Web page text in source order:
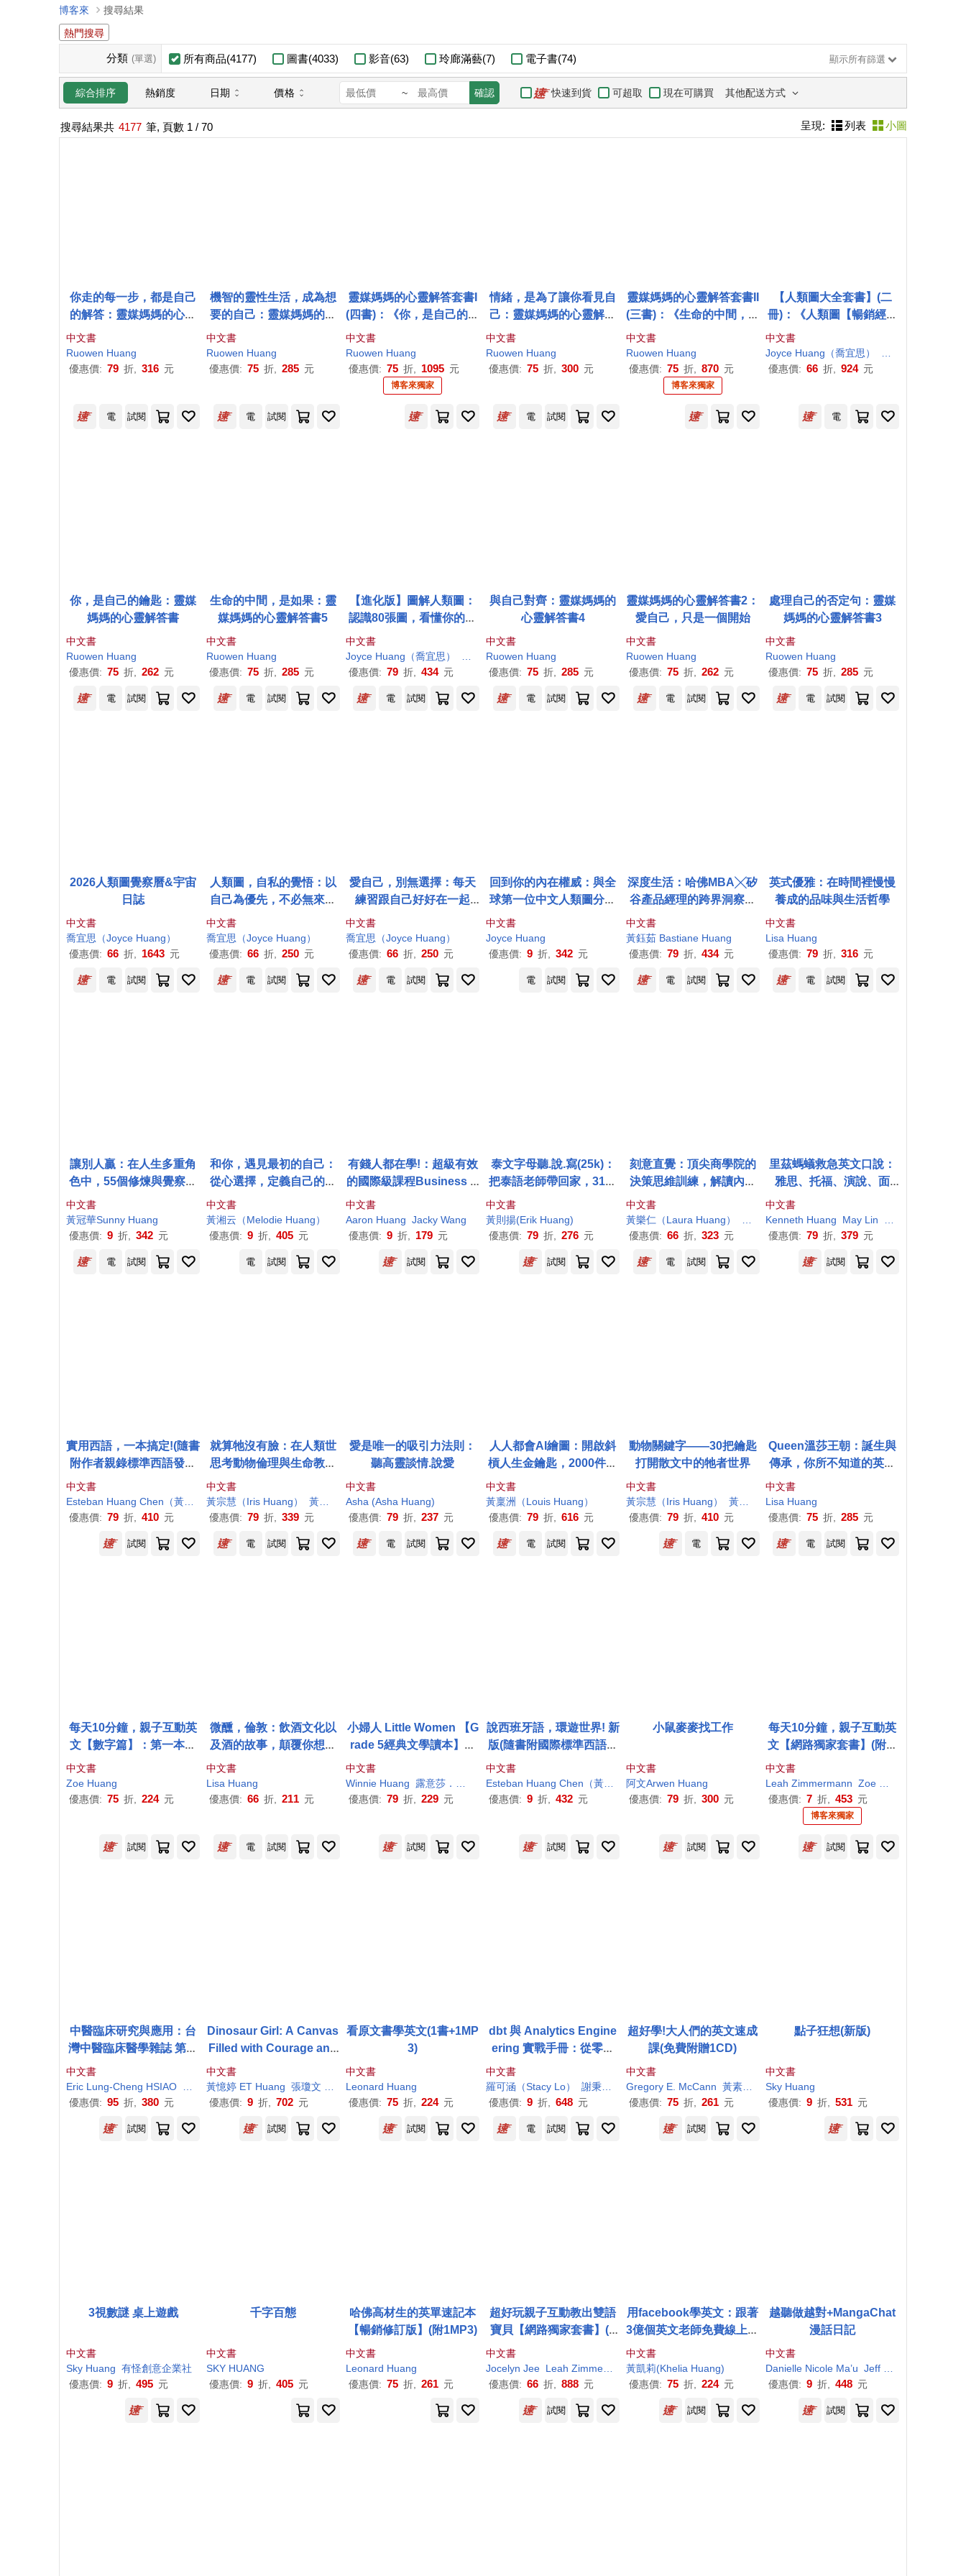
博客來
搜尋結果
熱門搜尋
分類 (單選) 所有商品(4177) 圖書(4033) 影音(63) 玲廊滿藝(7) 電子書(74) 顯示所有篩選
綜合排序 熱銷度 日期 價格 ~ 確認 快速到貨 可超取 現在可購買 其他配送方式
搜尋結果共 4177 筆, 頁數 1 / 70 呈現: 列表 小圖
你走的每一步，都是自己
的解答：靈媒媽媽的心靈
解答書8(附作家印簽+金句
扉頁，兩款隨機)
中文書
Ruowen Huang
優惠價: 79 折, 316 元
機智的靈性生活，成為想
要的自己：靈媒媽媽的心
中文書
Ruowen Huang
優惠價: 75 折, 285 元
靈媒媽媽的心靈解答套書I
(四書)：《你，是自己的鑰
匙》+《愛自己，只是一個
開始》+《處理自己的否定
句》+《與自己對齊》【博
客來獨家】
中文書
Ruowen Huang
優惠價: 75 折, 1095 元
博客來獨家
情緒，是為了讓你看見自
己：靈媒媽媽的心靈解答
中文書
Ruowen Huang
優惠價: 75 折, 300 元
靈媒媽媽的心靈解答套書II
(三書)：《生命的中間，是
如果》+《情緒，是為了讓
你看見你自己》+《機智的
靈性生活，成為想要的自
己》【博客來獨家】
中文書
Ruowen Huang
優惠價: 75 折, 870 元
博客來獨家
【人類圖大全套書】(二
冊)：《人類圖【暢銷經典
版】：區分的科學》、
《【進化版】圖解人類
圖：認識80張圖，看懂你
中文書
Joyce Huang （喬宜思）
優惠價: 66 折, 924 元
電 試閱 電 試閱 電 試閱 電
你，是自己的鑰匙：靈媒
媽媽的心靈解答書
中文書
Ruowen Huang
優惠價: 75 折, 262 元
生命的中間，是如果：靈
媒媽媽的心靈解答書5
中文書
Ruowen Huang
優惠價: 75 折, 285 元
【進化版】圖解人類圖：
認識80張圖，看懂你的人
中文書
Joyce Huang （喬宜思）
蕭郁書
優惠價: 79 折, 434 元
與自己對齊：靈媒媽媽的
心靈解答書4
中文書
Ruowen Huang
優惠價: 75 折, 285 元
靈媒媽媽的心靈解答書2：
愛自己，只是一個開始
中文書
Ruowen Huang
優惠價: 75 折, 262 元
處理自己的否定句：靈媒
媽媽的心靈解答書3
中文書
Ruowen Huang
優惠價: 75 折, 285 元
電 試閱 電 試閱 電 試閱 電 試閱 電 試閱 電 試閱
2026人類圖覺察曆&宇宙
日誌
中文書
喬宜思（Joyce Huang）
優惠價: 66 折, 1643 元
人類圖，自私的覺悟：以
自己為優先，不必無來由
退讓與犧牲，做出正確決
定，活出燦爛，自在過活
中文書
喬宜思（Joyce Huang）
優惠價: 66 折, 250 元
愛自己，別無選擇：每天
練習跟自己好好在一起
【人類圖氣象報告.暢銷新
編珍藏版】
中文書
喬宜思（Joyce Huang）
優惠價: 66 折, 250 元
回到你的內在權威：與全
球第一位中文人類圖分析
師踏上去制約之旅
中文書
Joyce Huang
優惠價: 9 折, 342 元
深度生活：哈佛MBA╳矽
谷產品經理的跨界洞察，
AI時代的感官重啟與人生
設計
中文書
黃鈺茹 Bastiane Huang
優惠價: 79 折, 434 元
英式優雅：在時間裡慢慢
養成的品味與生活哲學
中文書
Lisa Huang
優惠價: 79 折, 316 元
電 試閱 電 試閱 電 試閱 電 試閱 電 試閱 電 試閱
讓別人贏：在人生多重角
色中，55個修煉與覺察的
中文書
黃冠華Sunny Huang
優惠價: 9 折, 342 元
和你，遇見最初的自己：
從心選擇，定義自己的幸
中文書
黃湘云（Melodie Huang）
優惠價: 9 折, 405 元
有錢人都在學!：超級有效
的國際級課程Business &
You，4周蛻變人生
中文書
Aaron Huang Jacky Wang
優惠價: 9 折, 179 元
泰文字母聽.說.寫(25k)：
把泰語老師帶回家，31堂
課看懂泰文說泰語!(附老師
講解音檔 QR Code及子音
表海報)(五版)
中文書
黃則揚(Erik Huang)
優惠價: 79 折, 276 元
刻意直覺：頂尖商學院的
決策思維訓練，解讀內在
訊號，打造精準判斷力
中文書
黃樂仁（Laura Huang）
朱靜女
優惠價: 66 折, 323 元
里茲螞蟻救急英文口說：
雅思、托福、演說、面
試，說話技巧應答對策!(M
P3免費下載)
中文書
Kenneth Huang May Lin
優惠價: 79 折, 379 元
電 試閱 電 試閱 試閱 試閱 電 試閱 試閱
實用西語，一本搞定!(隨書
附作者親錄標準西語發音
+朗讀音檔QR Code)
中文書
Esteban Huang Chen（黃國祥）
José Gerardo Li Chan（李文康）
優惠價: 79 折, 410 元
就算牠沒有臉：在人類世
思考動物倫理與生命教育
中文書
黃宗慧（Iris Huang） 黃宗潔（Cathy Huang）
優惠價: 79 折, 339 元
愛是唯一的吸引力法則：
聽高靈談情.說愛
中文書
Asha (Asha Huang)
優惠價: 79 折, 237 元
人人都會AI繪圖：開啟斜
槓人生金鑰匙，2000件生
成作品+完整提示詞(全書
中英文提示詞，立即下載
使用)
中文書
黃稟洲（Louis Huang）
優惠價: 79 折, 616 元
動物關鍵字——30把鑰匙
打開散文中的牠者世界
中文書
黃宗慧（Iris Huang） 黃宗潔（Cathy Huang
優惠價: 79 折, 410 元
Queen溫莎王朝：誕生與
傳承，你所不知道的英國
中文書
Lisa Huang
優惠價: 75 折, 285 元
試閱 電 試閱 電 試閱 電 試閱 電 電 試閱
每天10分鐘，親子互動英
文【數字篇】：第一本全
家一起玩、一起學的親子
英文課本(附贈VRP虛擬點
讀筆App + 1CD + 教學手
中文書
Zoe Huang
優惠價: 75 折, 224 元
微醺，倫敦：飲酒文化以
及酒的故事，顛覆你想像
中文書
Lisa Huang
優惠價: 66 折, 211 元
小婦人 Little Women 【G
rade 5經典文學讀本】二
中文書
Winnie Huang 露意莎．梅．奧爾柯特
孫淑儀
優惠價: 79 折, 229 元
說西班牙語，環遊世界! 新
版(隨書附國際標準西語發
音+朗讀音檔QR Code)
中文書
Esteban Huang Chen（黃國祥）
José Gerardo Li Chan（李文康）
優惠價: 9 折, 432 元
小鼠麥麥找工作
中文書
阿文Arwen Huang
優惠價: 79 折, 300 元
每天10分鐘，親子互動英
文【網路獨家套書】(附贈
兩本親子手冊+2CD +「Y
outor App」內含VRP虛
擬點讀筆)
中文書
Leah Zimmermann Zoe
優惠價: 7 折, 453 元
博客來獨家
試閱 電 試閱 試閱 試閱 試閱 試閱
中醫臨床研究與應用：台
灣中醫臨床醫學雜誌 第三
中文書
Eric Lung-Cheng HSIAO
Hui-Yuan YEH Lawrence Lung-Sheng HSIAO Qun ZHANG S. Prasad Vinjamury Shu YunHUANG Sue Mir 孫茂峰 李侑修 林以正 林宗萱
優惠價: 95 折, 380 元
Dinosaur Girl: A Canvas
Filled with Courage and
中文書
黃憶婷 ET Huang 張瓊文 Iris Chang
優惠價: 9 折, 702 元
看原文書學英文(1書+1MP
3)
中文書
Leonard Huang
優惠價: 75 折, 224 元
dbt 與 Analytics Engine
ering 實戰手冊：從零打
造現代資料分析架構及專
業職涯(iThome鐵人賽系
列書)
中文書
羅可涵（Stacy Lo）
謝秉芳（Karen Hsieh） 韓衣錦（Michael Han） 黃郁豪（Bruce
優惠價: 9 折, 648 元
超好學!大人們的英文速成
課(免費附贈1CD)
中文書
Gregory E. McCann 黃素馨Jasmine Huang
優惠價: 75 折, 261 元
點子狂想(新版)
中文書
Sky Huang
優惠價: 9 折, 531 元
試閱 試閱 試閱 電 試閱 試閱
3視數謎 桌上遊戲
中文書
Sky Huang 有怪創意企業社
優惠價: 9 折, 495 元
千字百態
中文書
SKY HUANG
優惠價: 9 折, 405 元
哈佛高材生的英單速記本
【暢銷修訂版】(附1MP3)
中文書
Leonard Huang
優惠價: 75 折, 261 元
超好玩親子互動教出雙語
寶貝【網路獨家套書】(4
書+4CD+親子互動手冊+
「Youtor App」內含VRP
虛擬點讀筆)
中文書
Jocelyn Jee Leah Zimmermann ZoeHuang
優惠價: 66 折, 888 元
用facebook學英文：跟著
3億個英文老師免費線上學
中文書
黃凱莉(Khelia Huang)
優惠價: 75 折, 224 元
越聽做越對+MangaChat
漫話日記
中文書
Danielle Nicole Ma’u Jeff Wen
優惠價: 9 折, 448 元
試閱 試閱 試閱